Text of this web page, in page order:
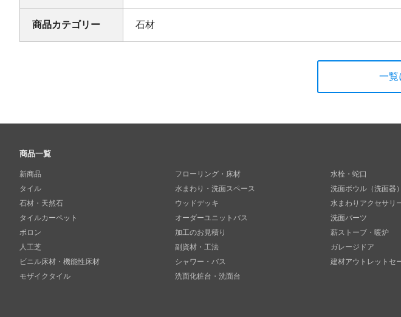
商品カテゴリー 石材
一覧
商品一覧
新商品
タイル
石材・天然石
タイルカーペット
ボロン
人工芝
ビニル床材・機能性床材
モザイクタイル
フローリング・床材
水まわり・洗面スペース
ウッドデッキ
オーダーユニットバス
加工のお見積り
副資材・工法
シャワー・バス
洗面化粧台・洗面台
水栓・蛇口
洗面ボウル（洗面器）
水まわりアクセサリ
洗面パーツ
薪ストーブ・暖炉
ガレージドア
建材アウトレットセ